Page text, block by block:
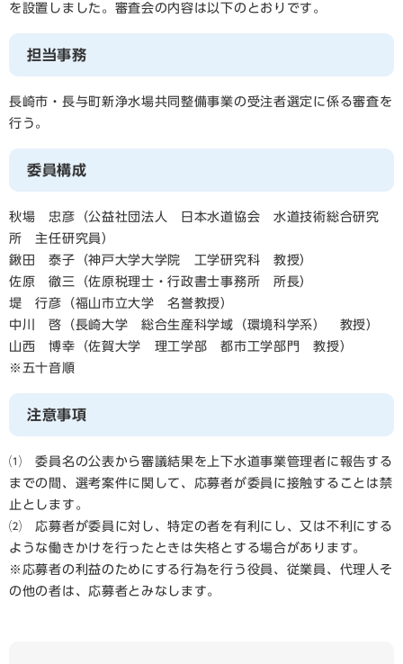
を設置しました。審査会の内容は以下のとおりです。
担当事務
長崎市・長与町新浄水場共同整備事業の受注者選定に係る審査を
行う。
委員構成
秋場 忠彦（公益社団法人 日本水道協会 水道技術総合研究
所 主任研究員）
鍬田 泰子（神戸大学大学院 工学研究科 教授）
佐原 徹三（佐原税理士・行政書士事務所 所長）
堤 行彦（福山市立大学 名誉教授）
中川 啓（長崎大学 総合生産科学域（環境科学系） 教授）
山西 博幸（佐賀大学 理工学部 都市工学部門 教授）
※五十音順
注意事項
⑴ 委員名の公表から審議結果を上下水道事業管理者に報告する
までの間、選考案件に関して、応募者が委員に接触することは禁
止とします。
⑵ 応募者が委員に対し、特定の者を有利にし、又は不利にする
ような働きかけを行ったときは失格とする場合があります。
※応募者の利益のためにする行為を行う役員、従業員、代理人そ
の他の者は、応募者とみなします。